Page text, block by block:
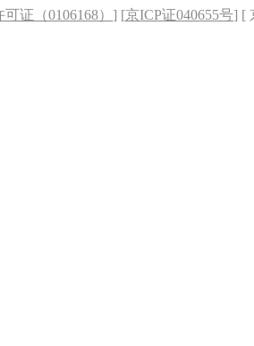
证（0106168） ] [京ICP证040655号] [